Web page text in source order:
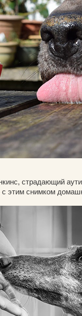
страдающий
этим снимком